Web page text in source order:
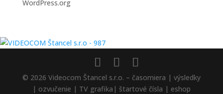
WordPress.org
© 2026 Videocom Štancel s.r.o. – časomiera | výsledky
| ozvučenie | TV grafika| štartové čísla | eshop